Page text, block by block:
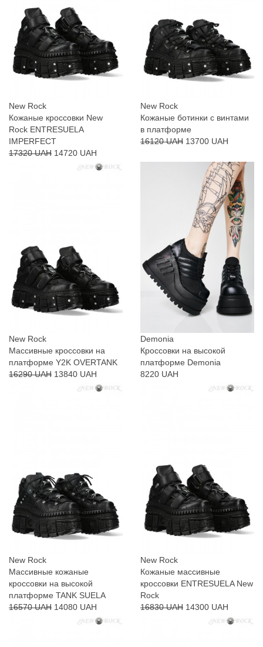
New Rock
Кожаные кроссовки New
Rock ENTRESUELA
IMPERFECT
17320 UAH 14720 UAH
New Rock
Кожаные ботинки с винтами
в платформе
16120 UAH 13700 UAH
New Rock
Массивные кроссовки на
платформе Y2K OVERTANK
16290 UAH 13840 UAH
Demonia
Кроссовки на высокой
платформе Demonia
8220 UAH
New Rock
Массивные кожаные
кроссовки на высокой
платформе TANK SUELA
16570 UAH 14080 UAH
New Rock
Кожаные массивные
кроссовки ENTRESUELA New
Rock
16830 UAH 14300 UAH